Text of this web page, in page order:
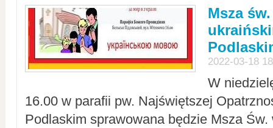
Msza
2022-03-18
W
16.00 w parafii pw. Najświętszej
Podlaskim sprawowana będzie Msza Św.